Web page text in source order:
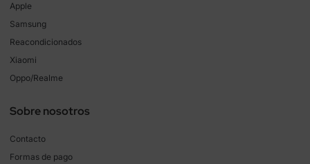
Apple
Samsung
Reacondicionados
Xiaomi
Oppo/Realme
Sobre nosotros
Contacto
Formas de pago